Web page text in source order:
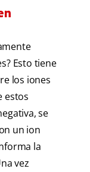
Esto tiene
los iones
estos
se
un ion
la
vez